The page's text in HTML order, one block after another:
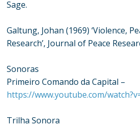
Sage.
Galtung, Johan (1969) ‘Violence,
Research’, Journal of Peace
Sonoras
Primeiro Comando da Capital –
https://www.youtube.com/
Trilha Sonora